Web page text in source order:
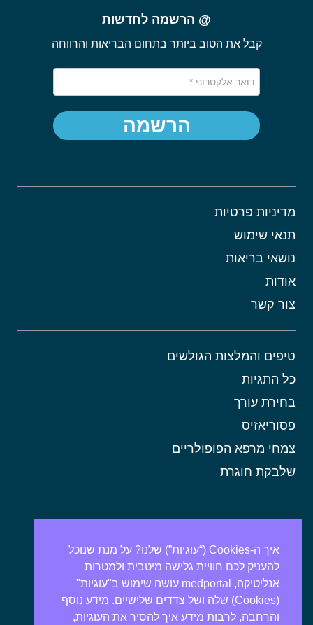
מדיניות פרטיות
תנאי שימוש
נושאי בריאות
אודות
צור קשר
טיפים והמלצות הגולשים
כל התגיות
בחירת עורך
פסוריאזיס
צמחי מרפא הפופולריים
שלבקת חוגרת
אורטיקריה
מתכונים בריאים
אבנים בכיס המרה
מרולה
מורינגה
@ הרשמה לחדשות
קבל את הטוב ביותר בתחום הבריאות והרווחה
הרשמה
איך ה-Cookies (“עוגיות”) שלנו? על מנת שנוכל
להעניק לכם חוויית גלישה מיטבית ולמטרות
אנליטיקה, medportal עושה שימוש ב"עוגיות"
(Cookies) שלה ושל צדדים שלישיים. מידע נוסף
והרחבה, לרבות מידע איך להסיר את העוגיות,